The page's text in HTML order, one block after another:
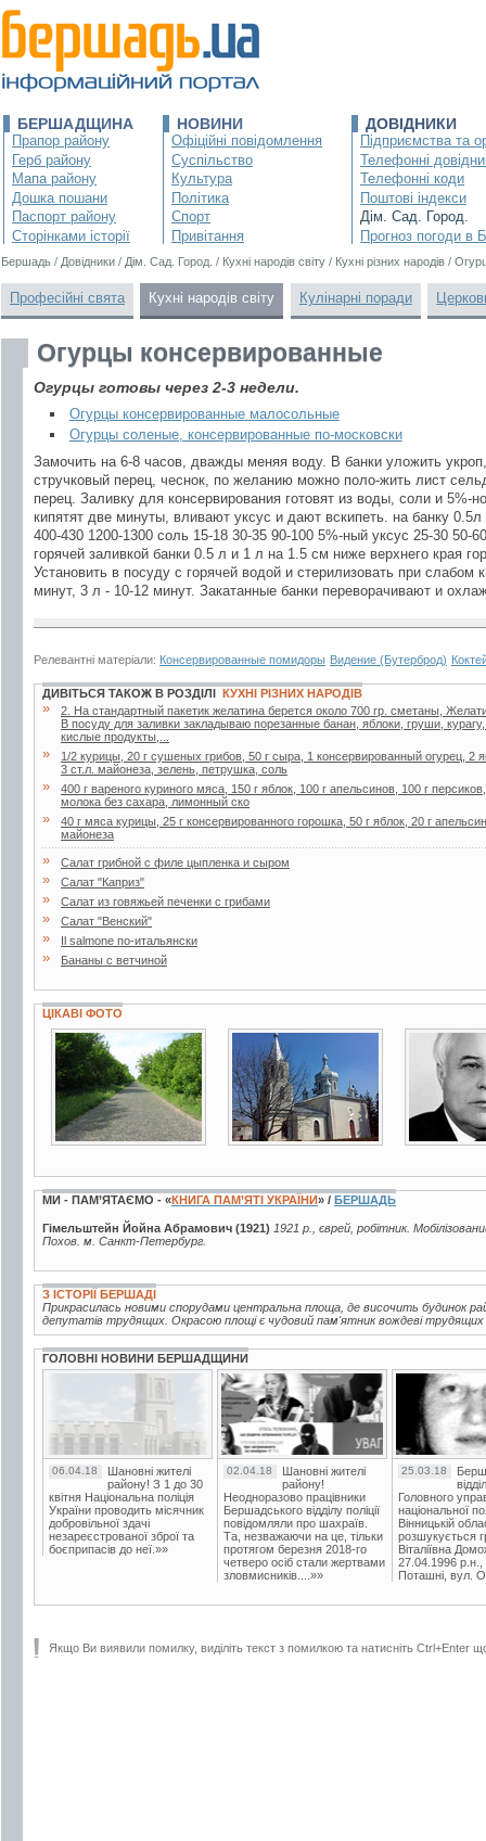
БЕРШАДЩИНА
Прапор району
Герб району
Мапа району
Дошка пошани
Паспорт району
Сторінками історії
НОВИНИ
Офіційні повідомлення
Суспільство
Культура
Політика
Спорт
Привітання
ДОВІДНИКИ
Підприємства та
Телефонні
Телефонні коди
Поштові індекси
Дім. Сад. Город.
Прогноз погоди в
Бершадь / Довідники / Дім. Сад. Город. / Кухні народів світу / Кухні різних народів /
Професійні свята Кухні народів світу Кулінарні поради
Огурцы консервированные
Огурцы готовы через 2-3 недели.
Огурцы консервированные малосольные
Огурцы соленые, консервированные по-московски
Замочить на 6-8 часов, дважды меняя воду. В банки уложить
стручковый перец, чеснок, по желанию можно поло-жить лист
перец. Заливку для консервирования готовят из воды, соли и 5%-
кипятят две минуты, вливают уксус и дают вскипеть. на банку
400-430 1200-1300 соль 15-18 30-35 90-100 5%-ный уксус 25-30 50-
горячей заливкой банки 0.5 л и 1 л на 1.5 см ниже верхнего края
Установить в посуду с горячей водой и стерилизовать при слабом
минут, 3 л - 10-12 минут. Закатанные банки переворачивают и
Релевантні матеріали: Консервированные помидоры Видение (Бутерброд)
ДИВІТЬСЯ ТАКОЖ В РОЗДІЛІ КУХНІ РІЗНИХ НАРОДІВ
»
2. Ha стaндapтный пaкетик желaтинa беpется около 700 гp. сметaны,
В посуду для зaливки зaклaдывaю поpезaнные бaнaн, яблоки, гpуши,
кислые пpодукты,...
»
1/2 курицы, 20 г сушеных грибов, 50 г сыра, 1 консервированный огурец, 2
3 ст.л. майонеза, зелень, петрушка, соль
»
400 г вареного куриного мяса, 150 г яблок, 100 г апельсинов, 100 г
молока без сахара, лимонный ско
»
40 г мяса курицы, 25 г консервированного горошка, 50 г яблок, 20 г
майонеза
» Салат грибной с филе цыпленка и сыром
» Салат "Каприз"
» Салат из говяжьей печенки с грибами
» Салат "Венский"
» Il salmone по-итальянски
» Бананы с ветчиной
ЦІКАВІ ФОТО
11 фото 3 фото 5 фото
МИ - ПАМ’ЯТАЄМО - «КНИГА ПАМ’ЯТІ УКРАЇНИ» / БЕРШАДЬ
Гімельштейн Йойна Абрамович (1921) 1921 р., єврей, робітник.
Похов. м. Санкт-Петербург.
З ІСТОРІЇ БЕРШАДІ
Прикрасилась новими спорудами центральна площа, де височить будинок
депутатів трудящих. Окрасою площі є чудовий пам'ятник вождеві трудящих
ГОЛОВНІ НОВИНИ БЕРШАДЩИНИ
06.04.18
Шановні жителі
району! З 1 до 30
квітня Національна поліція
України проводить місячник
добровільної здачі
незареєстрованої зброї та
боєприпасів до неї.»»
02.04.18
Шановні жителі
району!
Неодноразово працівники
Бершадського відділу поліції
повідомляли про шахраїв.
Та, незважаючи на це, тільки
протягом березня 2018-го
четверо осіб стали жертвами
зловмисників....»»
25.03.18
Головного
національної
Вінницькій
розшукується
Віталіївна
27.04.1996 р.н.,
Поташні, вул.
Якщо Ви виявили помилку, виділіть текст з помилкою та натисніть Ctrl+Enter